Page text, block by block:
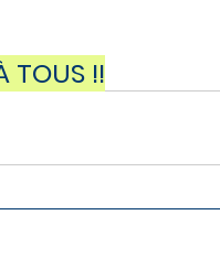
TOUS !!